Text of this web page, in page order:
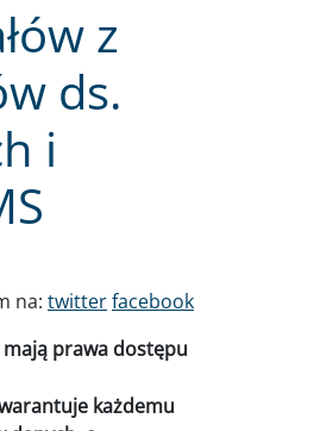
z
ds.
i
na: twitterfacebook
prawa dostępu
każdemu